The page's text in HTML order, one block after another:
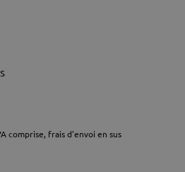
comprise, frais d'envoi en sus